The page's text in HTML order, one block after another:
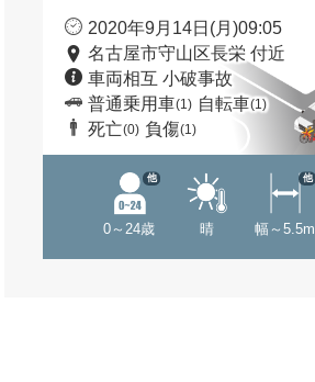
2020年9月14日(月)09:05
名古屋市守山区長栄 付近
車両相互 小破事故
普通乗用車(1) 自転車(1)
死亡(0) 負傷(1)
0～24歳
他
晴 幅～5.5m
他